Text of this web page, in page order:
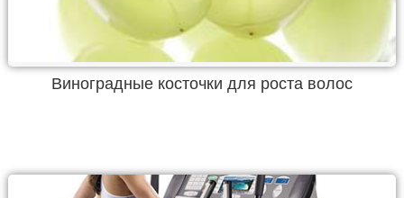
Виноградные косточки для роста волос